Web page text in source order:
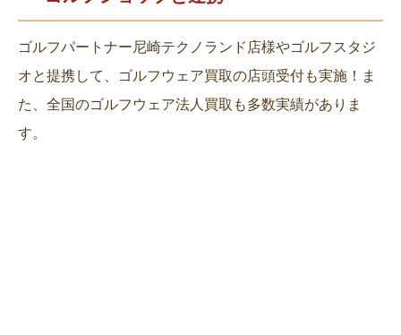
ゴルフパートナー尼崎テクノランド店様やゴルフスタジ
オと提携して、ゴルフウェア買取の店頭受付も実施！ま
た、全国のゴルフウェア法人買取も多数実績がありま
す。